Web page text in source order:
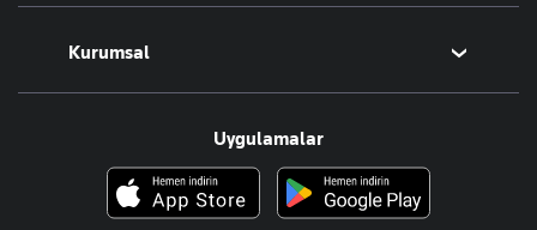
Magazin
Teknoloji
Resmî Ilanlar
Foto Haber
Kurumsal
Hakkımızda
Künye
Uygulamalar